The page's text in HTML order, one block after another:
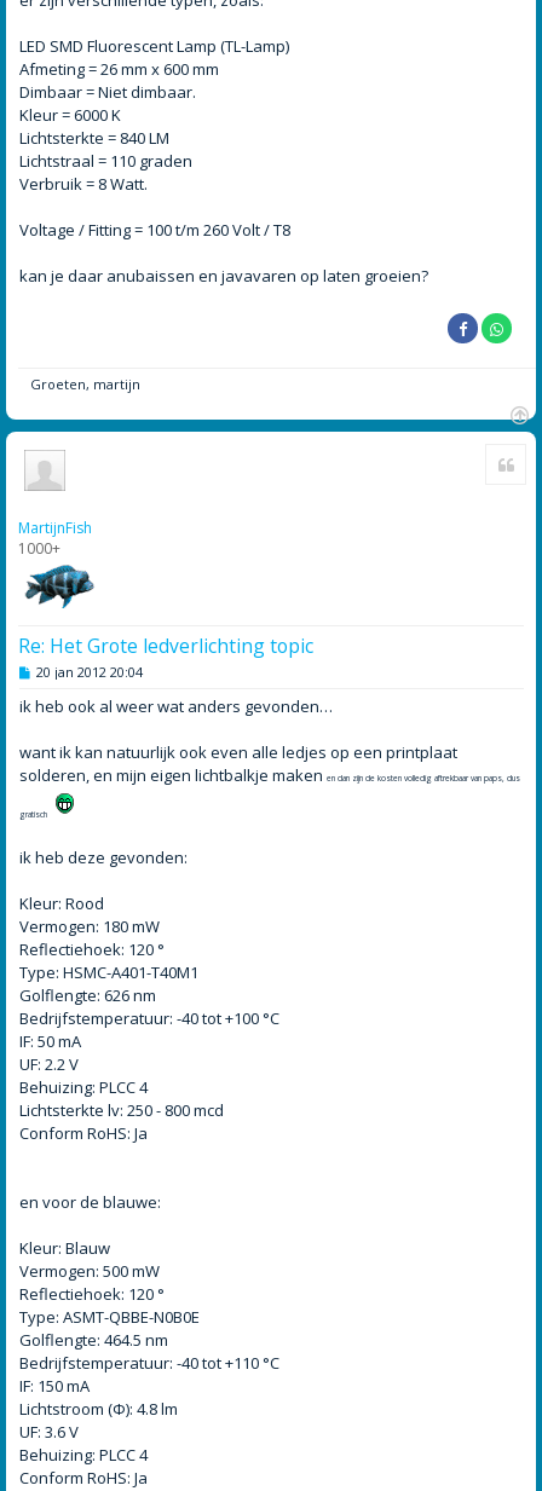
LED SMD Fluorescent Lamp (TL-Lamp)
Afmeting = 26 mm x 600 mm
Dimbaar = Niet dimbaar.
Kleur = 6000 K
Lichtsterkte = 840 LM
Lichtstraal = 110 graden
Verbruik = 8 Watt.
Voltage / Fitting = 100 t/m 260 Volt / T8
kan je daar anubaissen en javavaren op laten groeien?
Groeten, martijn
O
MartijnFish
1000+
Re: Het Grote ledverlichting topic
B
r
h
20 jan 2012 20:04
ik heb ook al weer wat anders gevonden…
want ik kan natuurlijk ook even alle ledjes op een printplaat
solderen, en mijn eigen lichtbalkje maken en dan zijn de kosten volledig aftrekbaar van paps, dus
gratisch
ik heb deze gevonden:
Kleur: Rood
Vermogen: 180 mW
Reflectiehoek: 120 °
Type: HSMC-A401-T40M1
Golflengte: 626 nm
Bedrijfstemperatuur: -40 tot +100 °C
IF: 50 mA
UF: 2.2 V
Behuizing: PLCC 4
Lichtsterkte lv: 250 - 800 mcd
Conform RoHS: Ja
en voor de blauwe:
Kleur: Blauw
Vermogen: 500 mW
Reflectiehoek: 120 °
Type: ASMT-QBBE-N0B0E
Golflengte: 464.5 nm
Bedrijfstemperatuur: -40 tot +110 °C
IF: 150 mA
Lichtstroom (Φ): 4.8 lm
UF: 3.6 V
Behuizing: PLCC 4
Conform RoHS: Ja